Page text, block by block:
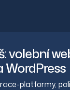
volební
WordPress
platformy,